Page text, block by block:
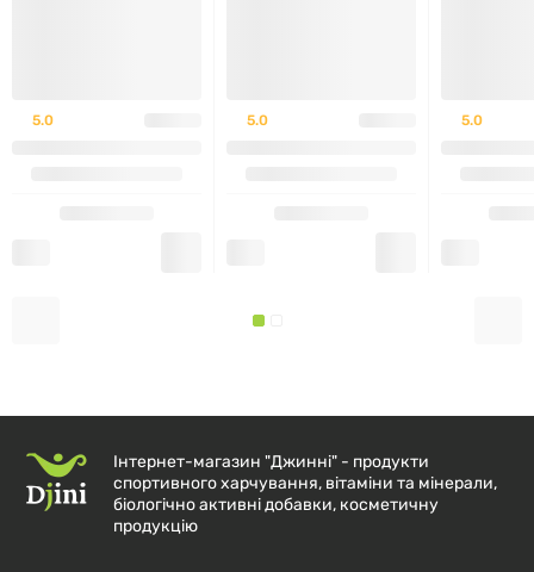
5.0 5.0 5.0
Інтернет-магазин "Джинні" - продукти
спортивного харчування, вітаміни та мінерали,
біологічно активні добавки, косметичну
продукцію